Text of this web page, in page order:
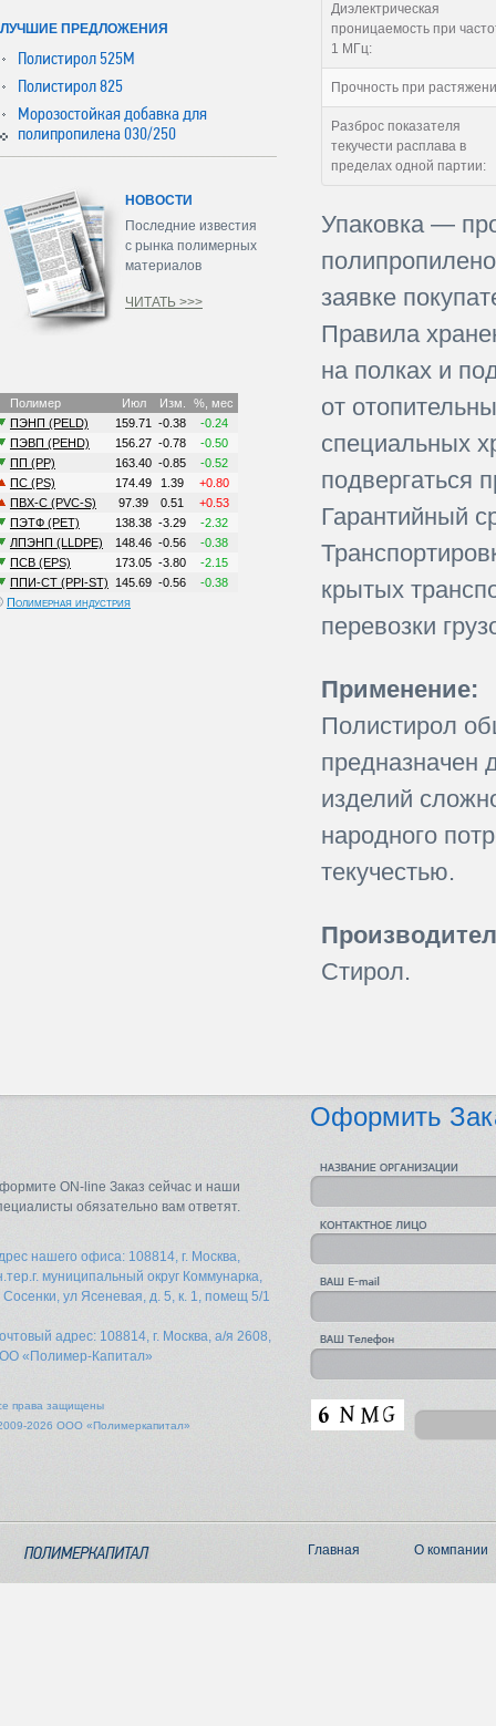
ЛУЧШИЕ ПРЕДЛОЖЕНИЯ
Полистирол 525М
Полистирол 825
Морозостойкая добавка для
полипропилена 030/250
НОВОСТИ
Последние известия
с рынка полимерных
материалов
ЧИТАТЬ >>>
Полимерная индустрия
Диэлектрическая
проницаемость при
1 МГц:
Прочность при
Разброс показателя
текучести расплава в
пределах одной партии:
Упаковка —
заявке
Правила
на полках и
от
специальных
подвергаться
Гарантийный
крытых
перевозки
Применение:
Полистирол
предназначен
изделий
народного
текучестью.
Стирол.
ON-line Заказ сейчас и наши
обязательно вам ответят.
нашего офиса: 108814, г. Москва,
муниципальный округ Коммунарка,
Сосенки, ул Ясеневая, д. 5, к. 1, помещ 5/1
адрес: 108814, г. Москва, а/я 2608,
«Полимер-Капитал»
права защищены
2026 ООО «Полимеркапитал»
Оформить
Главная О компании